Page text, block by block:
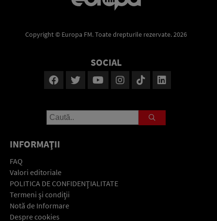
Copyright © Europa FM. Toate drepturile rezervate. 2026
SOCIAL
INFORMAŢII
FAQ
Valori editoriale
POLITICA DE CONFIDENŢIALITATE
Termeni şi condiţii
Notă de Informare
Despre cookies